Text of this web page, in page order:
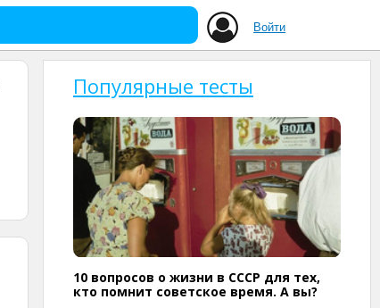
Войти
Популярные тесты
10 вопросов о жизни в СССР для тех,
кто помнит советское время. А вы?